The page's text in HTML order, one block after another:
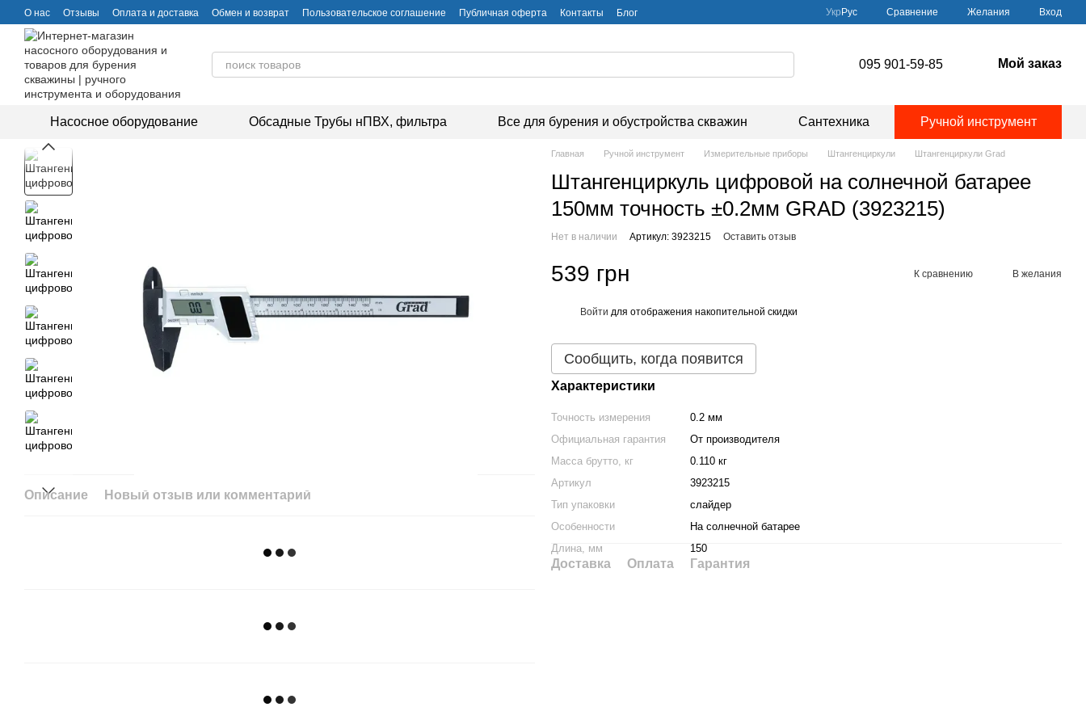
Перейти к основному контенту
О нас Отзывы Оплата и доставка Обмен и возврат Пользовательское соглашение Публичная оферта Контакты Блог Укр Рус Сравнение Желания Вход
095 901-59-85 Мой заказ
Насосное оборудование Обсадные Трубы нПВХ, фильтра Все для бурения и обустройства скважин Сантехника Ручной инструмент
Описание Новый отзыв или комментарий
Главная Ручной инструмент Измерительные приборы Штангенциркули Штангенциркули Grad
Штангенциркуль цифровой на солнечной батарее
150мм точность ±0.2мм GRAD (3923215)
Нет в наличии Артикул: 3923215 Оставить отзыв
539 грн К сравнению В желания
Войти для отображения накопительной скидки
Сообщить, когда появится
Характеристики
Точность измерения
0.2 мм
Официальная гарантия
От производителя
Масса брутто, кг
0.110 кг
Артикул
3923215
Тип упаковки
слайдер
Особенности
На солнечной батарее
Длина, мм
150
Доставка Оплата Гарантия